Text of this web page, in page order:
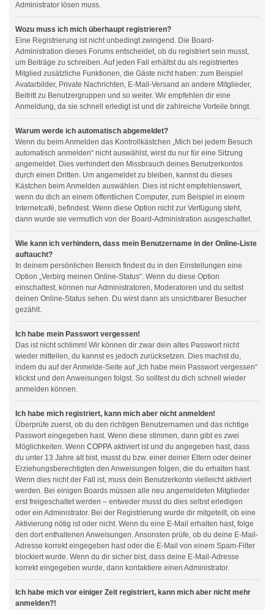
Administrator lösen muss.
Wozu muss ich mich überhaupt registrieren?
Eine Registrierung ist nicht unbedingt zwingend. Die Board-
Administration dieses Forums entscheidet, ob du registriert sein musst,
um Beiträge zu schreiben. Auf jeden Fall erhältst du als registriertes
Mitglied zusätzliche Funktionen, die Gäste nicht haben: zum Beispiel
Avatarbilder, Private Nachrichten, E-Mail-Versand an andere Mitglieder,
Beitritt zu Benutzergruppen und so weiter. Wir empfehlen dir eine
Anmeldung, da sie schnell erledigt ist und dir zahlreiche Vorteile bringt.
Warum werde ich automatisch abgemeldet?
Wenn du beim Anmelden das Kontrollkästchen „Mich bei jedem Besuch
automatisch anmelden“ nicht auswählst, wirst du nur für eine Sitzung
angemeldet. Dies verhindert den Missbrauch deines Benutzerkontos
durch einen Dritten. Um angemeldet zu bleiben, kannst du dieses
Kästchen beim Anmelden auswählen. Dies ist nicht empfehlenswert,
wenn du dich an einem öffentlichen Computer, zum Beispiel in einem
Internetcafé, befindest. Wenn diese Option nicht zur Verfügung steht,
dann wurde sie vermutlich von der Board-Administration ausgeschaltet.
Wie kann ich verhindern, dass mein Benutzername in der Online-Liste
auftaucht?
In deinem persönlichen Bereich findest du in den Einstellungen eine
Option „Verbirg meinen Online-Status“. Wenn du diese Option
einschaltest, können nur Administratoren, Moderatoren und du selbst
deinen Online-Status sehen. Du wirst dann als unsichtbarer Besucher
gezählt.
Ich habe mein Passwort vergessen!
Das ist nicht schlimm! Wir können dir zwar dein altes Passwort nicht
wieder mitteilen, du kannst es jedoch zurücksetzen. Dies machst du,
indem du auf der Anmelde-Seite auf „Ich habe mein Passwort vergessen“
klickst und den Anweisungen folgst. So solltest du dich schnell wieder
anmelden können.
Ich habe mich registriert, kann mich aber nicht anmelden!
Überprüfe zuerst, ob du den richtigen Benutzernamen und das richtige
Passwort eingegeben hast. Wenn diese stimmen, dann gibt es zwei
Möglichkeiten. Wenn COPPA aktiviert ist und du angegeben hast, dass
du unter 13 Jahre alt bist, musst du bzw. einer deiner Eltern oder deiner
Erziehungsberechtigten den Anweisungen folgen, die du erhalten hast.
Wenn dies nicht der Fall ist, muss dein Benutzerkonto vielleicht aktiviert
werden. Bei einigen Boards müssen alle neu angemeldeten Mitglieder
erst freigeschaltet werden – entweder musst du dies selbst erledigen
oder ein Administrator. Bei der Registrierung wurde dir mitgeteilt, ob eine
Aktivierung nötig ist oder nicht. Wenn du eine E-Mail erhalten hast, folge
den dort enthaltenen Anweisungen. Ansonsten prüfe, ob du deine E-Mail-
Adresse korrekt eingegeben hast oder die E-Mail von einem Spam-Filter
blockiert wurde. Wenn du dir sicher bist, dass deine E-Mail-Adresse
korrekt eingegeben wurde, dann kontaktiere einen Administrator.
Ich habe mich vor einiger Zeit registriert, kann mich aber nicht mehr
anmelden?!